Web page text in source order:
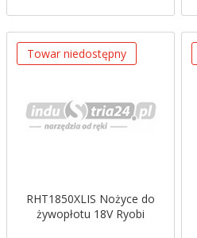
Towar niedostępny
RHT1850XLIS Nożyce do
żywopłotu 18V Ryobi